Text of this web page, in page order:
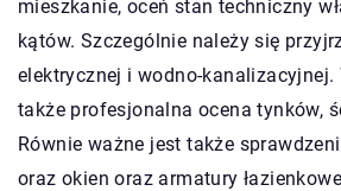
mieszkanie, oceń stan techniczny
kątów. Szczególnie należy się
elektrycznej i wodno-kanalizacyjnej.
także profesjonalna ocena tynków,
Równie ważne jest także
oraz okien oraz armatury